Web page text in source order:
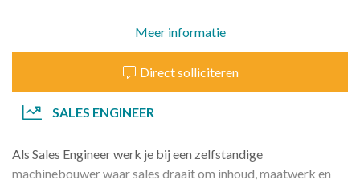
Meer informatie
Direct solliciteren
SALES ENGINEER
Als Sales Engineer werk je bij een zelfstandige
machinebouwer waar sales draait om inhoud, maatwerk en